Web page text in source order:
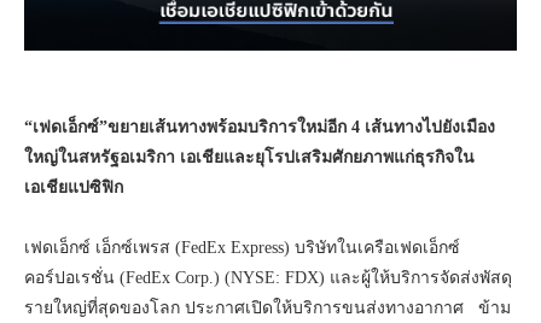
“เฟดเอ็กซ์”ขยายเส้นทางพร้อมบริการใหม่อีก 4 เส้นทางไปยังเมือง
ใหญ่ในสหรัฐอเมริกา เอเชียและยุโรปเสริมศักยภาพแก่ธุรกิจใน
เอเชียแปซิฟิก
เฟดเอ็กซ์ เอ็กซ์เพรส (FedEx Express) บริษัทในเครือเฟดเอ็กซ์
คอร์ปอเรชั่น (FedEx Corp.) (NYSE: FDX) และผู้ให้บริการจัดส่งพัสดุ
รายใหญ่ที่สุดของโลก ประกาศเปิดให้บริการขนส่งทางอากาศ ข้าม